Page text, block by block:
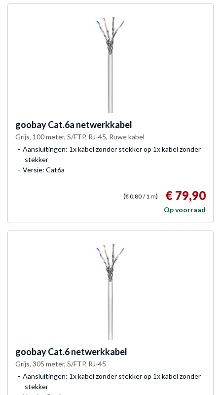
goobayCat.6a netwerkkabel
Grijs, 100 meter, S/FTP, RJ-45, Ruwe kabel
Aansluitingen: 1x kabel zonder stekker op 1x kabel zonder
stekker
Versie: Cat6a
(€ 0,80 / 1 m) € 79,90
Op voorraad
goobayCat.6 netwerkkabel
Grijs, 305 meter, S/FTP, RJ-45
Aansluitingen: 1x kabel zonder stekker op 1x kabel zonder
stekker